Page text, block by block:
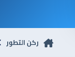
ركن التطور